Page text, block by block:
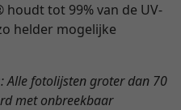
tot 99% van de UV-
helder mogelijke
: Alle fotolijsten groter dan 70
met onbreekbaar